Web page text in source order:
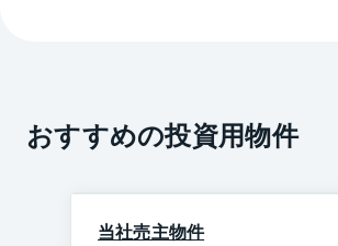
おすすめの投資用物件
当社売主物件